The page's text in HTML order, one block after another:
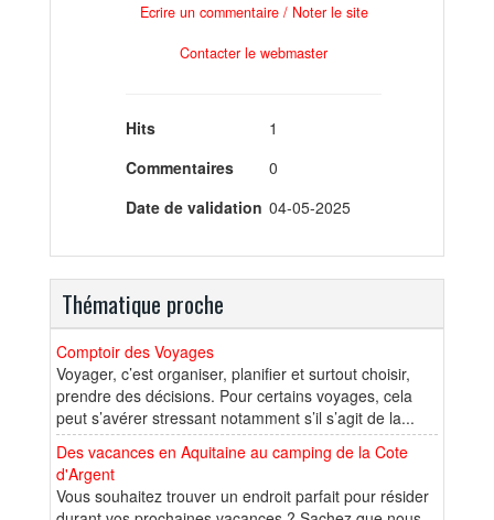
Ecrire un commentaire / Noter le site
Contacter le webmaster
Hits
1
Commentaires
0
Date de validation 04-05-2025
Thématique proche
Comptoir des Voyages
Voyager, c’est organiser, planifier et surtout choisir,
prendre des décisions. Pour certains voyages, cela
peut s’avérer stressant notamment s’il s’agit de la...
Des vacances en Aquitaine au camping de la Cote
d'Argent
Vous souhaitez trouver un endroit parfait pour résider